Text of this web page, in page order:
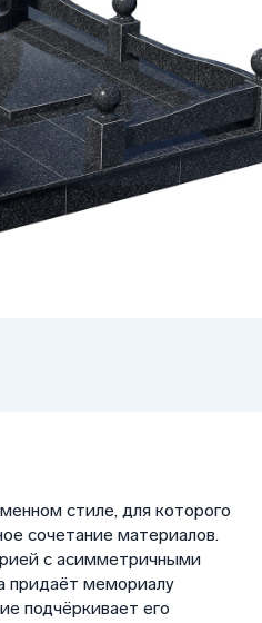
стиле, для которого
сочетание материалов.
с асимметричными
придаёт мемориалу
подчёркивает его